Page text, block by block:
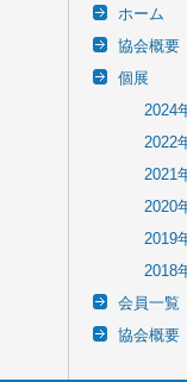
ホーム
協会概要
個展
2024
2022
2021
2020
2019
2018
会員一覧
協会概要